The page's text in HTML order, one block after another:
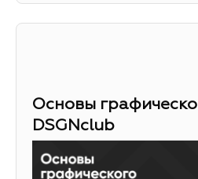
Основы
DSGNclub